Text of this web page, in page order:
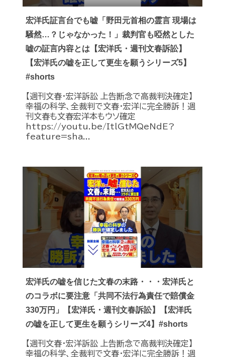
宏洋氏証言台でも嘘「野田元首相の霊言 現場は
騒然…？じゃなかった！」裁判官も啞然とした
嘘の証言内容とは【宏洋氏・週刊文春訴訟】
【宏洋氏の嘘を正して更生を願うシリーズ5】
#shorts
【週刊文春・宏洋訴訟 上告断念で高裁判決確定】
幸福の科学、全裁判で文春・宏洋に完全勝訴！週
刊文春も文春宏洋本もウソ確定
https://youtu.be/ItlGtMQeNdE?
feature=sha...
宏洋氏の嘘を信じた文春の末路・・・宏洋氏と
のコラボに要注意「共同不法行為責任で賠償金
330万円」【宏洋氏・週刊文春訴訟】【宏洋氏
の嘘を正して更生を願うシリーズ4】#shorts
【週刊文春・宏洋訴訟 上告断念で高裁判決確定】
幸福の科学、全裁判で文春・宏洋に完全勝訴！週